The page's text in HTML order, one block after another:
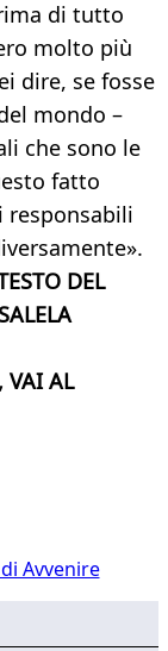
di tutto
molto più
dire, se fosse
mondo –
che sono le
fatto
responsabili
DEL
VAI AL
Avvenire